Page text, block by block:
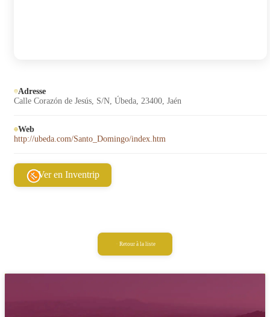
Adresse
Calle Corazón de Jesús, S/N, Úbeda, 23400, Jaén
Web
http://ubeda.com/Santo_Domingo/index.htm
Ver en Inventrip
Retour à la liste